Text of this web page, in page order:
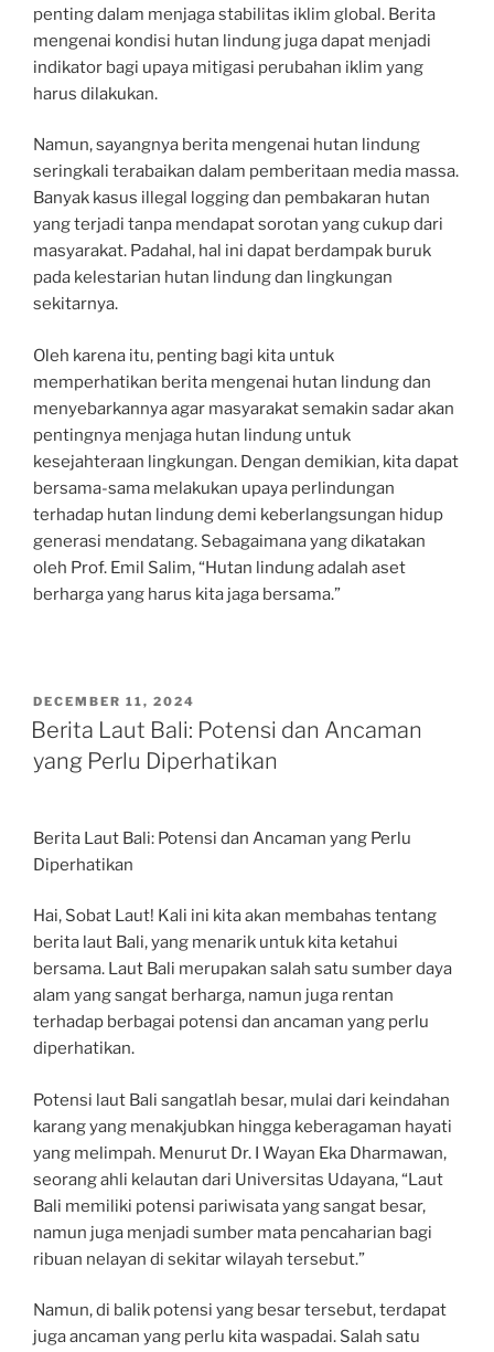
penting dalam menjaga stabilitas iklim global. Berita
mengenai kondisi hutan lindung juga dapat menjadi
indikator bagi upaya mitigasi perubahan iklim yang
harus dilakukan.
Namun, sayangnya berita mengenai hutan lindung
seringkali terabaikan dalam pemberitaan media massa.
Banyak kasus illegal logging dan pembakaran hutan
yang terjadi tanpa mendapat sorotan yang cukup dari
masyarakat. Padahal, hal ini dapat berdampak buruk
pada kelestarian hutan lindung dan lingkungan
sekitarnya.
Oleh karena itu, penting bagi kita untuk
memperhatikan berita mengenai hutan lindung dan
menyebarkannya agar masyarakat semakin sadar akan
pentingnya menjaga hutan lindung untuk
kesejahteraan lingkungan. Dengan demikian, kita dapat
bersama-sama melakukan upaya perlindungan
terhadap hutan lindung demi keberlangsungan hidup
generasi mendatang. Sebagaimana yang dikatakan
oleh Prof. Emil Salim, “Hutan lindung adalah aset
berharga yang harus kita jaga bersama.”
POSTED
ON
DECEMBER 11, 2024
Berita Laut Bali: Potensi dan Ancaman
yang Perlu Diperhatikan
Berita Laut Bali: Potensi dan Ancaman yang Perlu
Diperhatikan
Hai, Sobat Laut! Kali ini kita akan membahas tentang
berita laut Bali, yang menarik untuk kita ketahui
bersama. Laut Bali merupakan salah satu sumber daya
alam yang sangat berharga, namun juga rentan
terhadap berbagai potensi dan ancaman yang perlu
diperhatikan.
Potensi laut Bali sangatlah besar, mulai dari keindahan
karang yang menakjubkan hingga keberagaman hayati
yang melimpah. Menurut Dr. I Wayan Eka Dharmawan,
seorang ahli kelautan dari Universitas Udayana, “Laut
Bali memiliki potensi pariwisata yang sangat besar,
namun juga menjadi sumber mata pencaharian bagi
ribuan nelayan di sekitar wilayah tersebut.”
Namun, di balik potensi yang besar tersebut, terdapat
juga ancaman yang perlu kita waspadai. Salah satu